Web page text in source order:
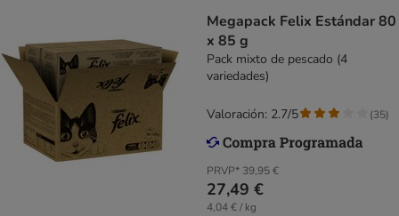
Megapack Felix Estándar 80
x 85 g
Pack mixto de pescado (4
variedades)
PRVP* 39,95 €
27,49 €
4,04 € / kg
Valoración: 2.7/5 (35)